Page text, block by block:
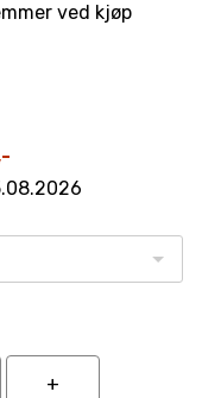
ved kjøp